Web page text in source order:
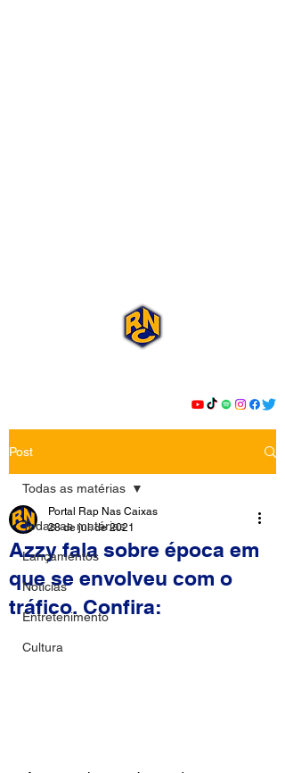
Post
Todas as matérias
Lançamentos
Notícias
Entretenimento
Cultura
Todas as matérias
Azzy fala sobre época em
que se envolveu com o
tráfico. Confira:
Portal Rap Nas Caixas
28 de jul. de 2021